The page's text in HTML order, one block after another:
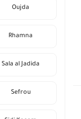
Oujda
Rhamna
Sala al Jadida
Sefrou